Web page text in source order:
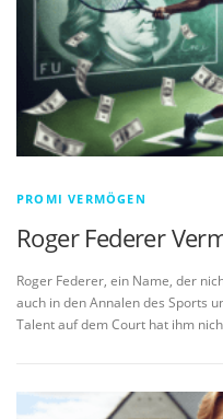
PROMI VERMÖGEN
Roger Federer
Roger Federer, ein Name, der
auch in den Annalen des Sports
Talent auf dem Court hat ihm